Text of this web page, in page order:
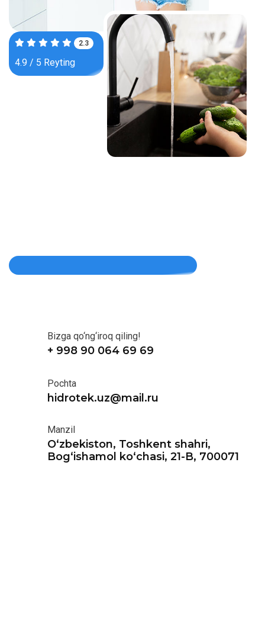
3.7
4.9 / 5 Reyting
Bizga qo‘ng‘iroq qiling!
+ 998 90 064 69 69
Pochta
hidrotek.uz@mail.ru
Manzil
O‘zbekiston, Toshkent shahri,
Bog‘ishamol ko‘chasi, 21-B, 700071